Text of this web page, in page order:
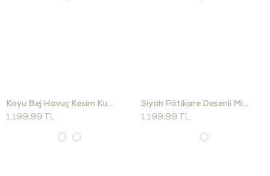
Koyu Bej Havuç Kesim Kumaş Pantolon 9957
1.199,99 TL
Siyah Pötikare Desenli Midi Etek
1.199,99 TL